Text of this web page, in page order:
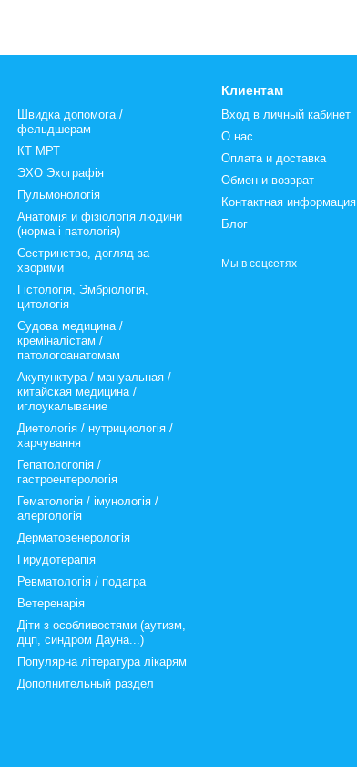
Швидка допомога /
фельдшерам
КТ МРТ
ЭХО Эхографія
Пульмонологія
Анатомія и фізіологія людини
(норма і патологія)
Сестринство, догляд за
хворими
Гістологія, Эмбріологія,
цитологія
Судова медицина /
креміналістам /
патологоанатомам
Акупунктура / мануальная /
китайская медицина /
иглоукалывание
Диетологія / нутрициологія /
харчування
Гепатологопія /
гастроентерологія
Гематологія / імунологія /
алергологія
Дерматовенерологія
Гирудотерапія
Ревматологія / подагра
Ветеренарія
Діти з особливостями (аутизм,
дцп, синдром Дауна...)
Популярна література лікарям
Дополнительный раздел
Клиентам
Вход в личный кабинет
О нас
Оплата и доставка
Обмен и возврат
Контактная информация
Блог
Мы в соцсетях